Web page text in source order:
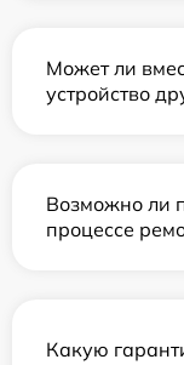
Может ли
устройство
Возможно ли
процессе
Какую